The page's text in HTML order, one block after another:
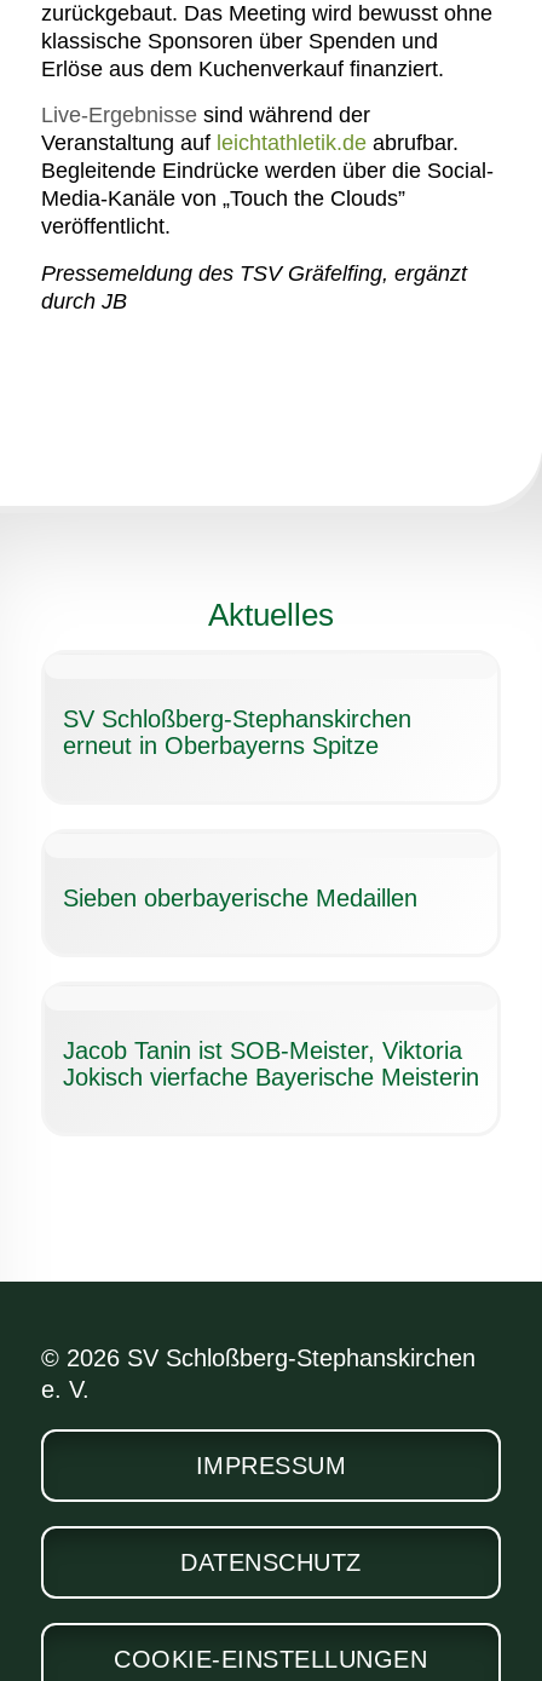
zurückgebaut. Das Meeting wird bewusst ohne
klassische Sponsoren über Spenden und
Erlöse aus dem Kuchenverkauf finanziert.
Live-Ergebnissesind während der
Veranstaltung auf leichtathletik.deabrufbar.
Begleitende Eindrücke werden über die Social-
Media-Kanäle von „Touch the Clouds”
veröffentlicht.
Pressemeldung des TSV Gräfelfing, ergänzt
durch JB
Aktuelles
SV Schloßberg-Stephanskirchen
erneut in Oberbayerns Spitze
Sieben oberbayerische Medaillen
Jacob Tanin ist SOB-Meister, Viktoria
Jokisch vierfache Bayerische Meisterin
© 2026 SV Schloßberg-Stephanskirchen
e. V.
IMPRESSUM
DATENSCHUTZ
COOKIE-EINSTELLUNGEN